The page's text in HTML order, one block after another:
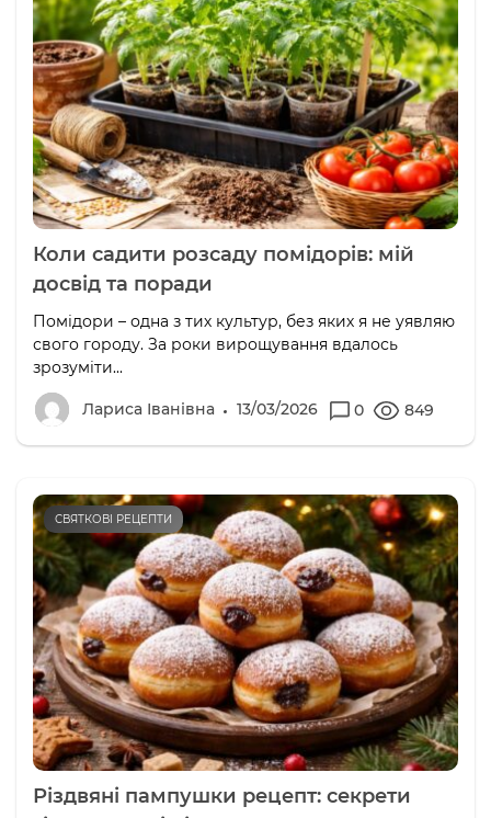
Коли садити розсаду помідорів: мій
досвід та поради
Помідори – одна з тих культур, без яких я не уявляю
свого городу. За роки вирощування вдалось
зрозуміти...
Лариса Іванівна 13/03/2026 0 849
СВЯТКОВІ РЕЦЕПТИ
Різдвяні пампушки рецепт: секрети